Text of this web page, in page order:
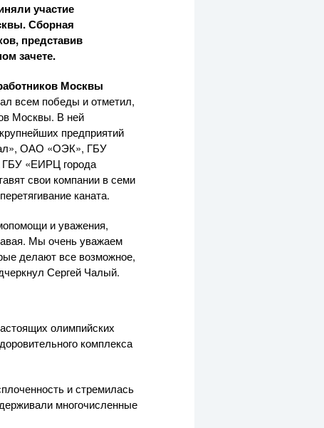
участие
Сборная
представив
зачете.
Москвы
всем победы и отметил,
Москвы. В ней
предприятий
, ОАО «ОЭК», ГБУ
«ЕИРЦ города
свои компании в семи
каната.
и уважения,
Мы очень уважаем
делают все возможное,
Сергей Чалый.
олимпийских
комплекса
и стремилась
многочисленные